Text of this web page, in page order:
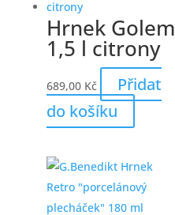
Hrnek Golem
1,5 l citrony
689,00 Kč
Přidat
do košíku